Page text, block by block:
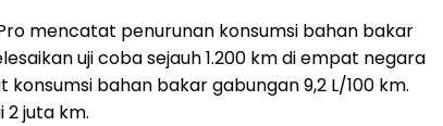
mencatat penurunan konsumsi bahan bakar
uji coba sejauh 1.200 km di empat negara
bahan bakar gabungan 9,2 L/100 km.
juta km.